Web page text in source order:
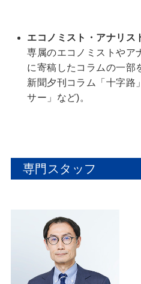
エコノミスト・アナリス
専属のエコノミストやア
に寄稿したコラムの一部
新聞夕刊コラム「十字路
サー」など)。
専門スタッフ